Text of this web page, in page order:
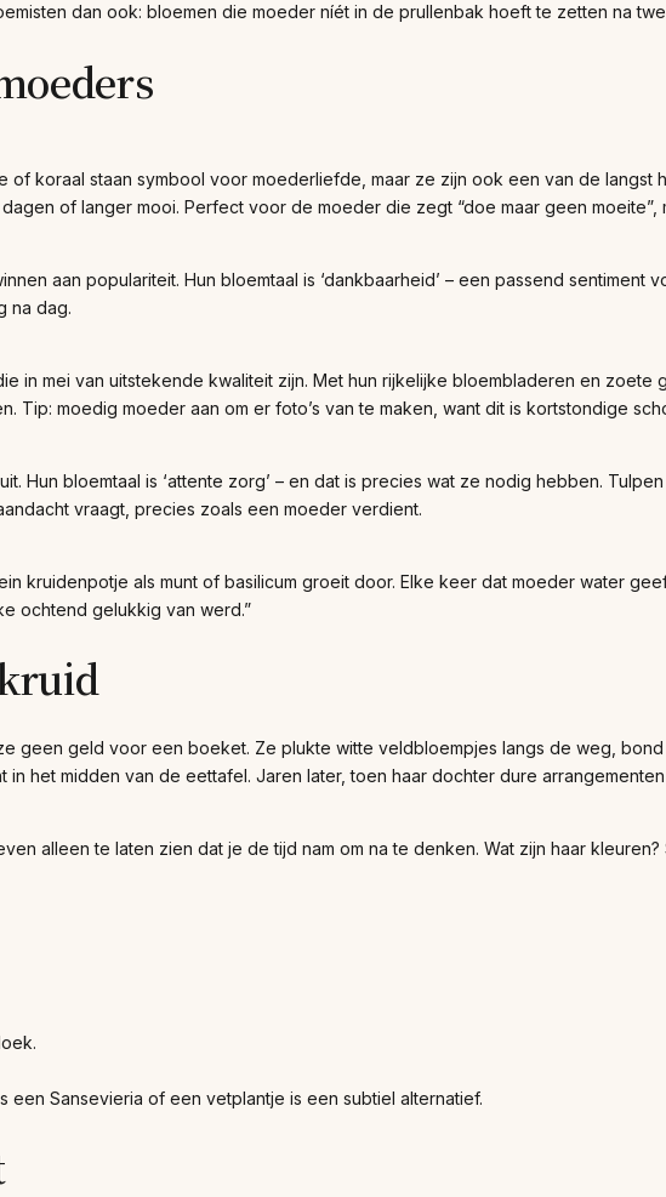
dan ook: bloemen die moeder níét in de prullenbak hoeft te zetten na
koraal staan symbool voor moederliefde, maar ze zijn ook een van de langst
of langer mooi. Perfect voor de moeder die zegt “doe maar geen moeite”,
aan populariteit. Hun bloemtaal is ‘dankbaarheid’ – een passend sentiment
na dag.
in mei van uitstekende kwaliteit zijn. Met hun rijkelijke bloembladeren en zoete
moedig moeder aan om er foto’s van te maken, want dit is kortstondige
Hun bloemtaal is ‘attente zorg’ – en dat is precies wat ze nodig hebben.
vraagt, precies zoals een moeder verdient.
kruidenpotje als munt of basilicum groeit door. Elke keer dat moeder water
ochtend gelukkig van werd.”
geen geld voor een boeket. Ze plukte witte veldbloempjes langs de weg,
het midden van de eettafel. Jaren later, toen haar dochter dure
alleen te laten zien dat je de tijd nam om na te denken. Wat zijn haar
Sansevieria of een vetplantje is een subtiel alternatief.